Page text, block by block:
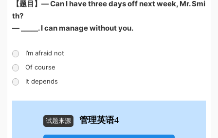
【题目】— Can I have three days off next week, Mr. Smi
th?
— _____. I can manage without you.
I’m afraid not
Of course
It depends
试题来源 管理英语4